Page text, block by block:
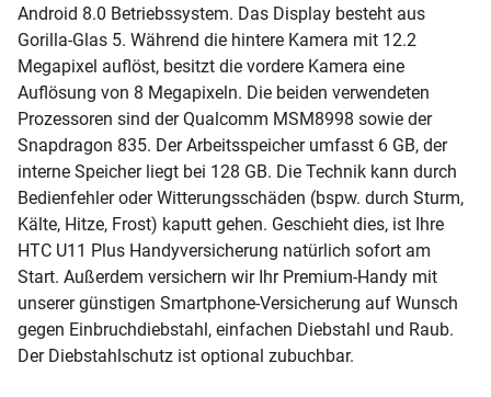
Android 8.0 Betriebssystem. Das Display besteht aus
Gorilla-Glas 5. Während die hintere Kamera mit 12.2
Megapixel auflöst, besitzt die vordere Kamera eine
Auflösung von 8 Megapixeln. Die beiden verwendeten
Prozessoren sind der Qualcomm MSM8998 sowie der
Snapdragon 835. Der Arbeitsspeicher umfasst 6 GB, der
interne Speicher liegt bei 128 GB. Die Technik kann durch
Bedienfehler oder Witterungsschäden (bspw. durch Sturm,
Kälte, Hitze, Frost) kaputt gehen. Geschieht dies, ist Ihre
HTC U11 Plus Handyversicherung natürlich sofort am
Start. Außerdem versichern wir Ihr Premium-Handy mit
unserer günstigen Smartphone-Versicherung auf Wunsch
gegen Einbruchdiebstahl, einfachen Diebstahl und Raub.
Der Diebstahlschutz ist optional zubuchbar.